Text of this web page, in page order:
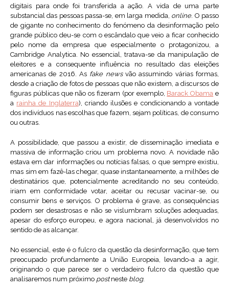
digitais para onde foi transferida a ação. A vida de uma parte
substancial das pessoas passa-se, em larga medida, online. O passo
de gigante no conhecimento do fenómeno da desinformação pelo
grande público deu-se com o escândalo que veio a ficar conhecido
pelo nome da empresa que especialmente o protagonizou, a
Cambridge Analytica. No essencial, tratava-se da manipulação de
eleitores e a consequente influência no resultado das eleições
americanas de 2016. As fake newsvão assumindo várias formas,
desde a criação de fotos de pessoas que não existem, a discursos de
figuras públicas que não os fizeram (por exemplo, Barack Obama e
a rainha de Inglaterra), criando ilusões e condicionando a vontade
dos indivíduos nas escolhas que fazem, sejam políticas, de consumo
ou outras.
A possibilidade, que passou a existir, de disseminação imediata e
massiva de informação criou um problema novo. A novidade não
estava em dar informações ou notícias falsas, o que sempre existiu,
mas sim em fazê-las chegar, quase instantaneamente, a milhões de
destinatários que, potencialmente acreditando no seu conteúdo,
iriam em conformidade votar, aceitar ou recusar vacinar-se, ou
consumir bens e serviços. O problema é grave, as consequências
podem ser desastrosas e não se vislumbram soluções adequadas,
apesar do esforço europeu, e agora nacional, já desenvolvidos no
sentido de as alcançar.
No essencial, este é o fulcro da questão da desinformação, que tem
preocupado profundamente a União Europeia, levando-a a agir,
originando o que parece ser o verdadeiro fulcro da questão que
analisaremos num próximo postneste blog.